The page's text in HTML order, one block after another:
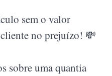
sem o valor
no prejuízo! 💸
sobre uma quantia